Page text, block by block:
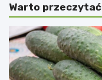
Warto przeczytać